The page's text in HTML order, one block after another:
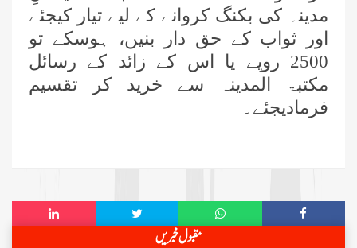
مدینہ کی بکنگ کروانے کے لیے تیار کیجئے
اور ثواب کے حق دار بنیں، ہوسکے تو
2500 روپے یا اس کے زائد کے رسائل
مکتبۃ المدینہ سے خرید کر تقسیم
فرمادیجئے۔
مقبول خبریں
اس ہفتے کا رسالہ ” شانِ صحابہ و اہل
بیت “
سید مختار اشرف رضوی صاحب کی اہلیہ
اس دور میں صالحین کی پہچان کا معیار
اعلیٰ حضر ت امام احمد رضا ہیں، مولانا